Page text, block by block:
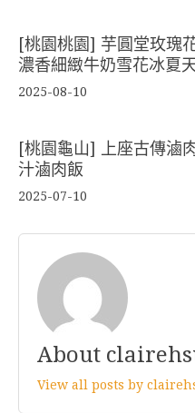
[桃園桃園] 芋圓堂玫瑰
濃香細緻牛奶雪花冰夏
2025-08-10
[桃園龜山] 上座古傳滷
汁滷肉飯
2025-07-10
About
View all posts by